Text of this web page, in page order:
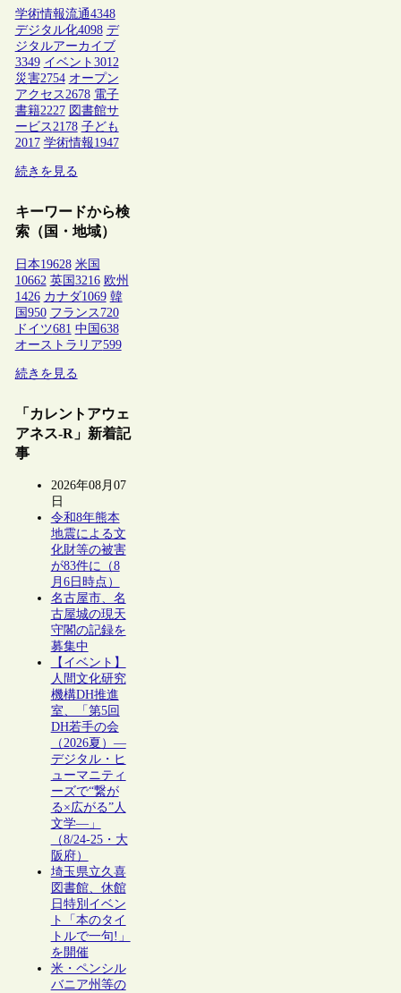
学術情報流通4348
デジタル化4098 デ
ジタルアーカイブ
3349 イベント 3012
災害2754 オープン
アクセス2678 電子
書籍2227 図書館サ
ービス2178 子ども
2017 学術情報1947
続きを見る
キーワードから検
索（国・地域）
日本19628 米国
10662 英国3216 欧州
1426 カナダ1069 韓
国950 フランス 720
ドイツ681 中国638
オーストラリア599
続きを見る
「カレントアウェ
アネス-R」新着記
事
2026年08月07
日
令和8年熊本
地震による文
化財等の被害
が83件に（8
月6日時点）
名古屋市、名
古屋城の現天
守閣の記録を
募集中
【イベント】
人間文化研究
機構DH推進
室、「第5回
DH若手の会
（2026夏）―
デジタル・ヒ
ューマニティ
ーズで“繋が
る×広がる”人
文学―」
（8/24-25・大
阪府）
埼玉県立久喜
図書館、休館
日特別イベン
ト「本のタイ
トルで一句!」
を開催
米・ペンシル
バニア州等の